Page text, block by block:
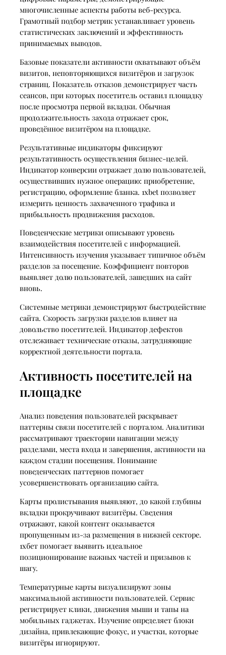
многочисленные аспекты работы веб-ресурса.
Грамотный подбор метрик устанавливает уровень
статистических заключений и эффективность
принимаемых выводов.
Базовые показатели активности охватывают объём
визитов, неповторяющихся визитёров и загрузок
страниц. Показатель отказов демонстрирует часть
сеансов, при которых посетитель оставил площадку
после просмотра первой вкладки. Обычная
продолжительность захода отражает срок,
проведённое визитёром на площадке.
Результативные индикаторы фиксируют
результативность осуществления бизнес-целей.
Индикатор конверсии отражает долю пользователей,
осуществивших нужное операцию: приобретение,
регистрацию, оформление бланка. 1xbet позволяет
измерить ценность захваченного трафика и
прибыльность продвижения расходов.
Поведенческие метрики описывают уровень
взаимодействия посетителей с информацией.
Интенсивность изучения указывает типичное объём
разделов за посещение. Коэффициент повторов
выявляет долю пользователей, зашедших на сайт
вновь.
Системные метрики демонстрируют быстродействие
сайта. Скорость загрузки разделов влияет на
довольство посетителей. Индикатор дефектов
отслеживает технические отказы, затрудняющие
корректной деятельности портала.
Активность посетителей на
площадке
Анализ поведения пользователей раскрывает
паттерны связи посетителей с порталом. Аналитики
рассматривают траектории навигации между
разделами, места входа и завершения, активности на
каждом стадии посещения. Понимание
поведенческих паттернов помогает
усовершенствовать организацию сайта.
Карты пролистывания выявляют, до какой глубины
вкладки прокручивают визитёры. Сведения
отражают, какой контент оказывается
пропущенным из-за размещения в нижней секторе.
1хбет помогает выявить идеальное
позиционирование важных частей и призывов к
шагу.
Температурные карты визуализируют зоны
максимальной активности пользователей. Сервис
регистрирует клики, движения мыши и тапы на
мобильных гаджетах. Изучение определяет блоки
дизайна, привлекающие фокус, и участки, которые
визитёры игнорируют.